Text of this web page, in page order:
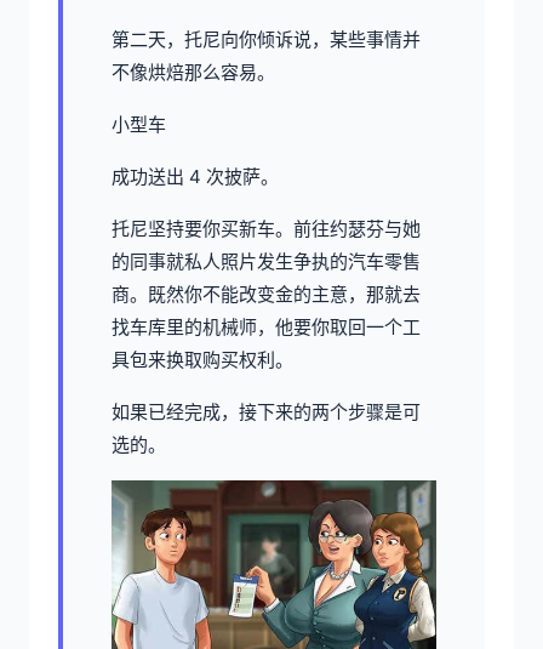
第二天，托尼向你倾诉说，某些事情并
不像烘焙那么容易。
小型车
成功送出 4 次披萨。
托尼坚持要你买新车。前往约瑟芬与她
的同事就私人照片发生争执的汽车零售
商。既然你不能改变金的主意，那就去
找车库里的机械师，他要你取回一个工
具包来换取购买权利。
如果已经完成，接下来的两个步骤是可
选的。